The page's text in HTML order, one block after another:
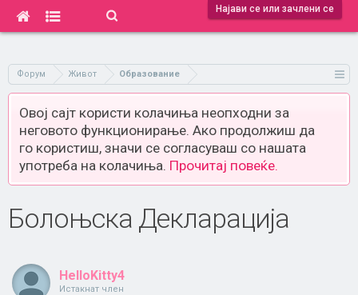
Најави се или зачлени се
Форум Живот Образование
Овој сајт користи колачиња неопходни за
неговото функционирање. Ако продолжиш да
го користиш, значи се согласуваш со нашата
употреба на колачиња. Прочитај повеќе.
Болоњска Декларација
HelloKitty4
Истакнат член